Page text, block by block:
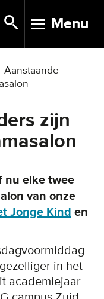
TOGGLE
Menu
Aanstaande
zijn
nu elke twee
van onze
Jonge Kind en
in het
academiejaar